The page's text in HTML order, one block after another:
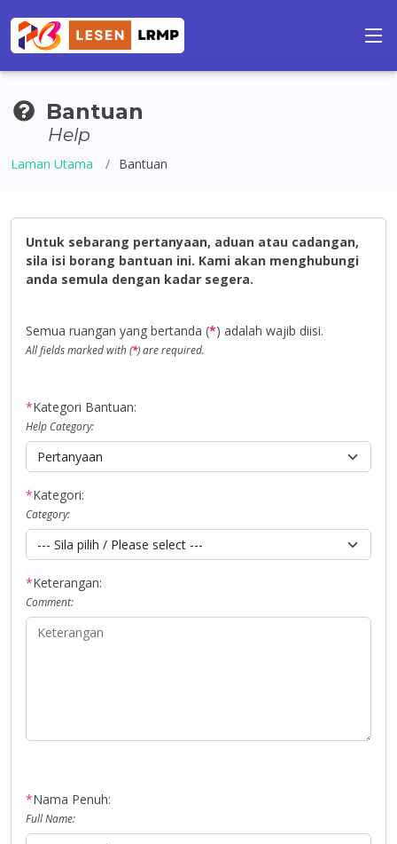
Bantuan
Help
Laman Utama Bantuan
Untuk sebarang pertanyaan, aduan atau cadangan,
sila isi borang bantuan ini. Kami akan menghubungi
anda semula dengan kadar segera.
Semua ruangan yang bertanda (*) adalah wajib diisi.
All fields marked with (*) are required.
*Kategori Bantuan:
Help Category:
*Kategori:
Category:
*Keterangan:
Comment:
*Nama Penuh:
Full Name: